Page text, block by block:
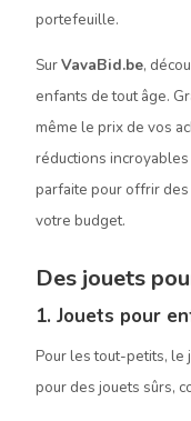
portefeuille.
SurVavaBid.be,
enfants de tout âge.
même le prix de vos
réductions
parfaite pour offrir
votre budget.
Des jouets
1. Jouets pour
Pour les tout-petits, le
pour des jouets sûrs,